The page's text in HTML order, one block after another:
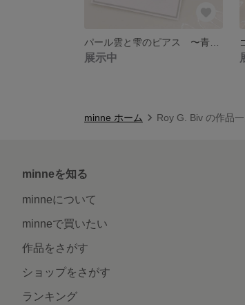
展示中
minne ホーム Roy G. Biv の作品
minneを知る
minneについて
minneで買いたい
作品をさがす
ショップをさがす
ランキング